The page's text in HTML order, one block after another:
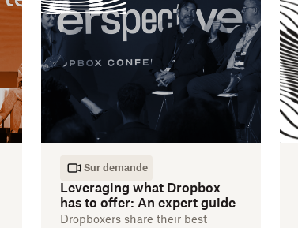
Sur demande
Leveraging what Dropbox
has to offer: An expert guide
Dropboxers share their best